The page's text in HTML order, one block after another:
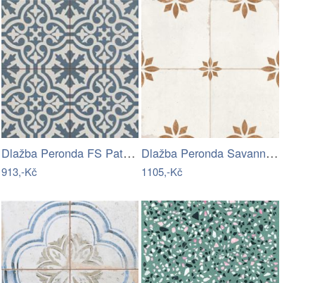
Dlažba Peronda FS Patchworks Berkeley…
913,-Kč
Dlažba Peronda Savannah oxide 45x45 cm…
1105,-Kč